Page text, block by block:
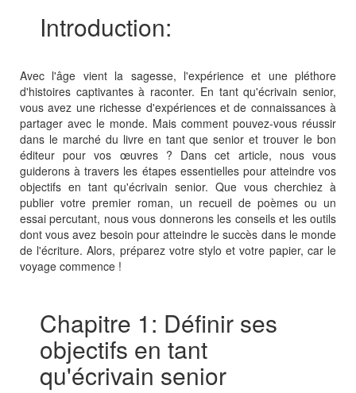
Introduction:
Avec l'âge vient la sagesse, l'expérience et une pléthore
d'histoires captivantes à raconter. En tant qu'écrivain senior,
vous avez une richesse d'expériences et de connaissances à
partager avec le monde. Mais comment pouvez-vous réussir
dans le marché du livre en tant que senior et trouver le bon
éditeur pour vos œuvres ? Dans cet article, nous vous
guiderons à travers les étapes essentielles pour atteindre vos
objectifs en tant qu'écrivain senior. Que vous cherchiez à
publier votre premier roman, un recueil de poèmes ou un
essai percutant, nous vous donnerons les conseils et les outils
dont vous avez besoin pour atteindre le succès dans le monde
de l'écriture. Alors, préparez votre stylo et votre papier, car le
voyage commence !
Chapitre 1: Définir ses
objectifs en tant
qu'écrivain senior